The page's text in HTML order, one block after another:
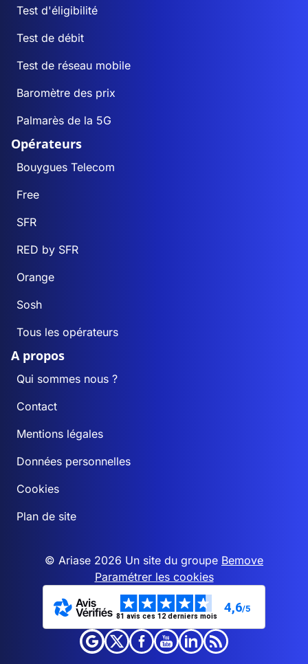
Test d'éligibilité
Test de débit
Test de réseau mobile
Baromètre des prix
Palmarès de la 5G
Opérateurs
Bouygues Telecom
Free
SFR
RED by SFR
Orange
Sosh
Tous les opérateurs
A propos
Qui sommes nous ?
Contact
Mentions légales
Données personnelles
Cookies
Plan de site
© Ariase 2026 Un site du groupe Bemove
Paramétrer les cookies
81 avis ces 12 derniers mois
4,6/5